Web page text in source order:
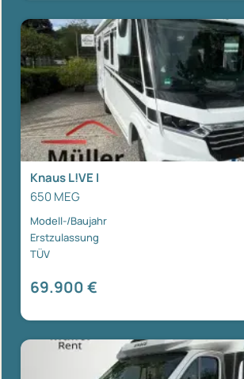
Knaus L!VE I
650 MEG
Modell-/Baujahr
Erstzulassung
TÜV
69.900 €